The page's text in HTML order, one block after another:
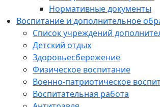
Нормативные документы
Воспитание и дополнительное
Список учреждений
Детский отдых
Здоровьесбережение
Физическое воспитание
Военно-патриотическое
Воспитательная работа